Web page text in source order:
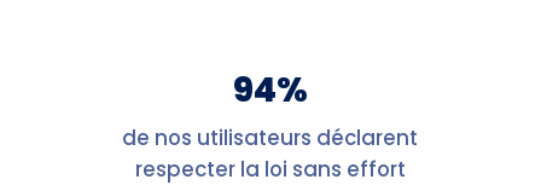
94%
de nos utilisateurs déclarent
respecter la loi sans effort